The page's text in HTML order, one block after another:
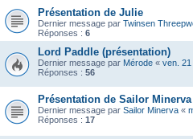
Présentation de Julie
Dernier message par Twinsen
Réponses : 6
Lord Paddle (présentation)
Dernier message par Mérode « ven. 21
Réponses : 56
Présentation de Sailor Minerva
Dernier message par Sailor Minerva «
Réponses : 17